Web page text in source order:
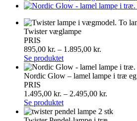
Twister væglampe
PRIS
895,00 kr. – 1.895,00 kr.
Se produktet
Nordic Glow – lamel lampe i træ eg
PRIS
1.495,00 kr. – 2.495,00 kr.
Se produktet